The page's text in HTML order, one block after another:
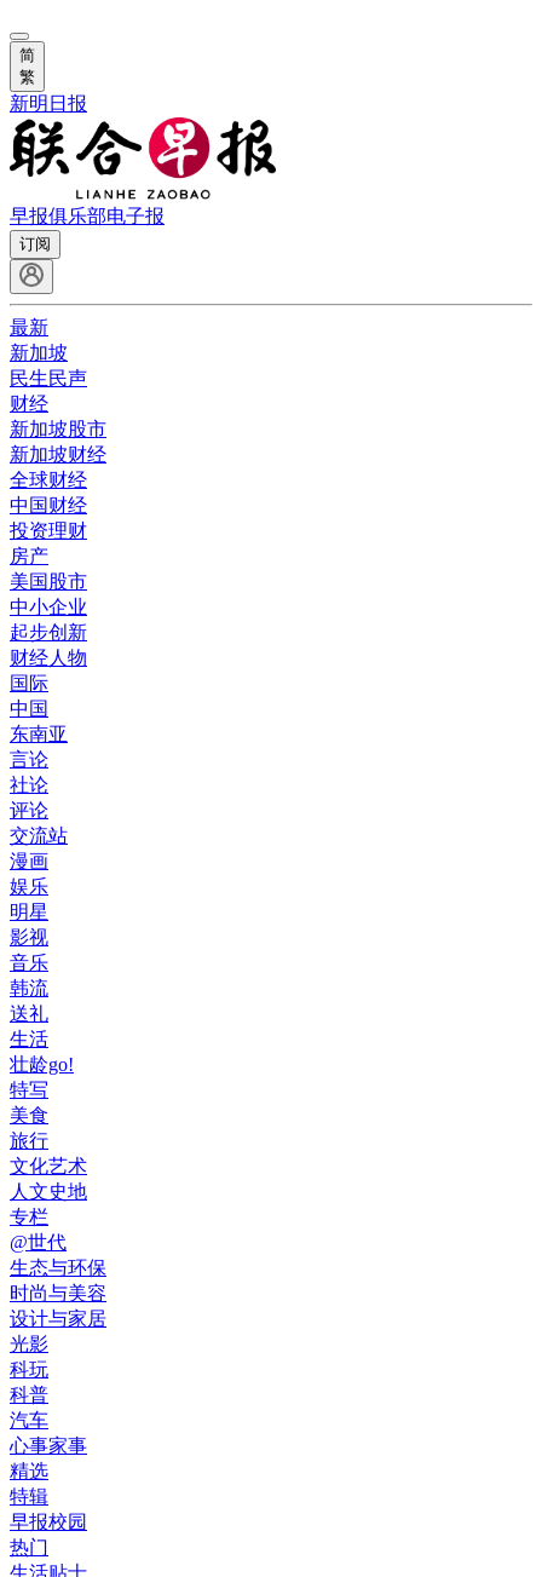
简
繁
新明日报
早报俱乐部电子报
订阅
最新
新加坡
民生民声
财经
新加坡股市
新加坡财经
全球财经
中国财经
投资理财
房产
美国股市
中小企业
起步创新
财经人物
国际
中国
东南亚
言论
社论
评论
交流站
漫画
娱乐
明星
影视
音乐
韩流
送礼
生活
壮龄go!
特写
美食
旅行
文化艺术
人文史地
专栏
@世代
生态与环保
时尚与美容
设计与家居
光影
科玩
科普
汽车
心事家事
精选
特辑
早报校园
热门
生活贴士